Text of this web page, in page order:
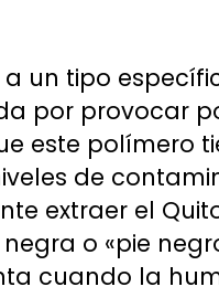
un tipo
por provocar
este polímero
de
extraer el
o «pie
cuando la